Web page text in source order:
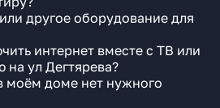
другое оборудование для
интернет вместе с ТВ или
на ул Дегтярева?
моём доме нет нужного